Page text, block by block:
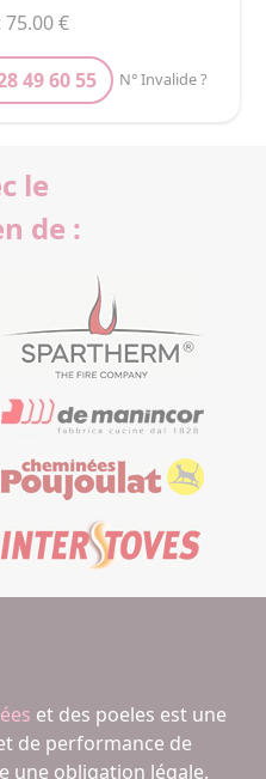
€
49 60 55 N° Invalide ?
le
de :
et des poeles est une
de performance de
une obligation légale.